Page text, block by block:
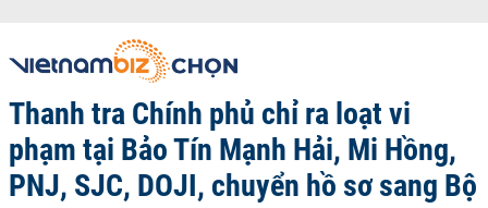
Thanh tra Chính phủ chỉ ra loạt vi
phạm tại Bảo Tín Mạnh Hải, Mi Hồng,
PNJ, SJC, DOJI, chuyển hồ sơ sang Bộ